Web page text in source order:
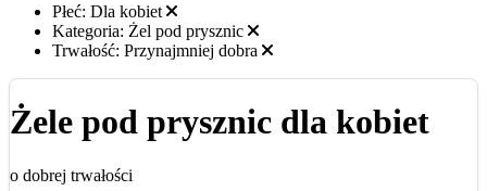
Płeć: Dla kobiet
Kategoria: Żel pod prysznic
Trwałość: Przynajmniej dobra
Żele pod prysznic dla kobiet
o dobrej trwałości